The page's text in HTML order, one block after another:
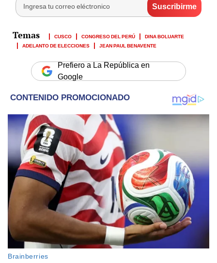
CUSCO CONGRESO DEL PERÚ
DINA BOLUARTE
ADELANTO DE ELECCIONES
JEAN PAUL BENAVENTE
Prefiero a La República en
Google